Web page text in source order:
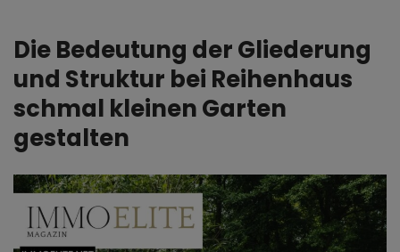
Die Bedeutung der Gliederung
und Struktur bei Reihenhaus
schmal kleinen Garten
gestalten